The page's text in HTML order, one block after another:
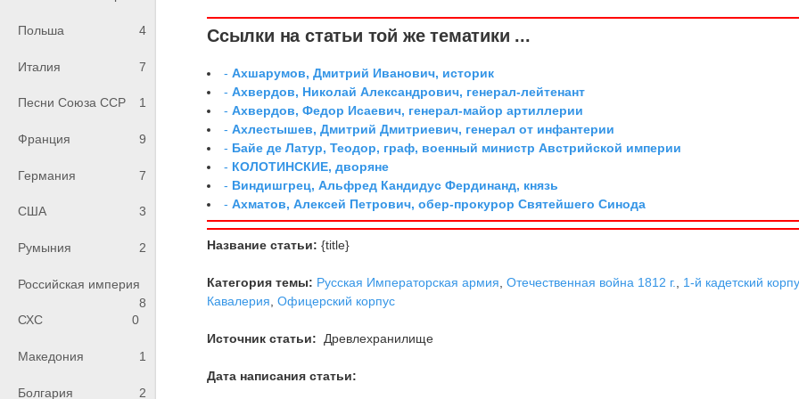
Польша 4
Италия 7
Песни Союза ССР 1
Франция 9
Германия 7
США 3
Румыния 2
Российская империя
8
СХС
0
Македония 1
Болгария 2
Ссылки на статьи той же тематики ...
-Ахшарумов, Дмитрий Иванович, историк
-Ахвердов, Николай Александрович, генерал-лейтенант
-Ахвердов, Федор Исаевич, генерал-майор артиллерии
-Ахлестышев, Дмитрий Дмитриевич, генерал от инфантерии
- Байе де Латур, Теодор, граф, военный министр Австрийской империи
- КОЛОТИНСКИЕ, дворяне
- Виндишгрец, Альфред Кандидус Фердинанд, князь
-Ахматов, Алексей Петрович, обер-прокурор Святейшего Синода
Название статьи: {title}
Категория темы: Русская Императорская армия ,Отечественная война 1812 г.
1-й кадетский
Кавалерия ,Офицерский корпус
Источник статьи: Древлехранилище
Дата написания статьи: